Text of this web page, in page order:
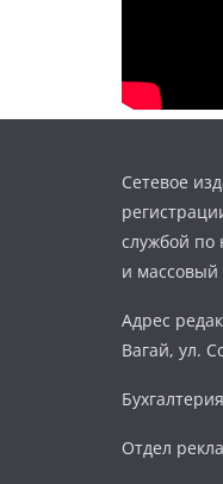
Сетевое
службой по
и массовый
Адрес
Вагай, ул.
Отдел